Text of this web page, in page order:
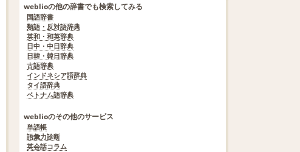
weblioの他の辞書でも検索してみる
国語辞書
類語・反対語辞典
英和・和英辞典
日中・中日辞典
日韓・韓日辞典
古語辞典
インドネシア語辞典
タイ語辞典
ベトナム語辞典
weblioのその他のサービス
単語帳
語彙力診断
英会話コラム